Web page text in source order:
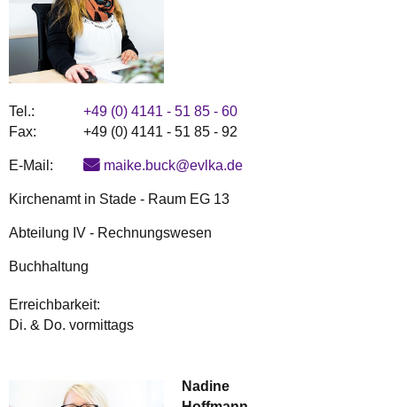
Tel.:
+49 (0) 4141 - 51 85 - 60
Fax:
+49 (0) 4141 - 51 85 - 92
E-Mail: maike.buck@evlka.de
Kirchenamt in Stade - Raum EG 13
Abteilung IV - Rechnungswesen
Buchhaltung
Erreichbarkeit:
Di. & Do. vormittags
Nadine